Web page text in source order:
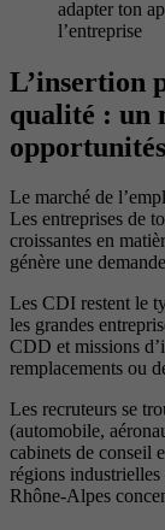
adapter ton
l’entreprise
L’insertion
qualité : un
Le marché de
Les entreprises de
croissantes en
génère une
Les CDI restent le
les grandes
CDD et missions
remplacements ou
Les recruteurs se
(automobile,
cabinets de conseil
régions
Rhône-Alpes